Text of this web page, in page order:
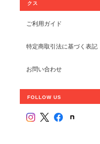
クス
ご利用ガイド
特定商取引法に基づく表記
お問い合わせ
FOLLOW US